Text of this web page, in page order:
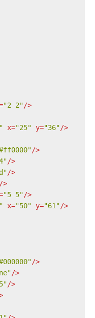
"2 2"/>
x="25" y="36"/>
/>
/>
/>
/>
"5 5"/>
x="50" y="61"/>
/>
/>
/>